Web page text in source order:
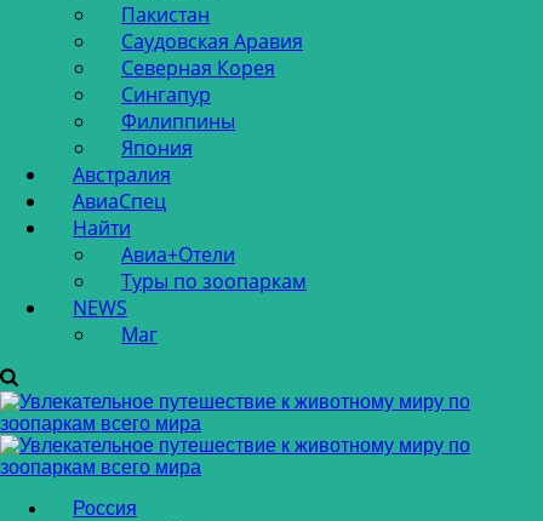
Пакистан
Саудовская Аравия
Северная Корея
Сингапур
Филиппины
Япония
Австралия
АвиаСпец
Найти
Авиа+Отели
Туры по зоопаркам
NEWS
Маг
Россия